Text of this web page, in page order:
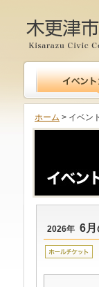
木更津市
ホーム > イベン
2026年 6月